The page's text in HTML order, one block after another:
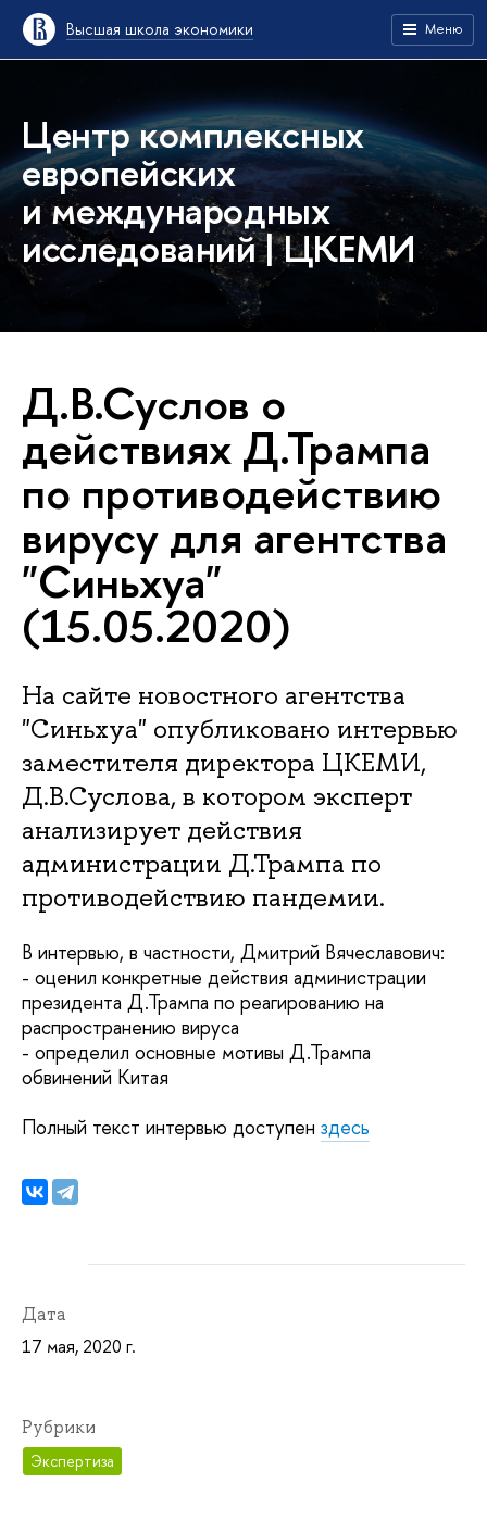
Высшая школа экономики Меню
Центр комплексных
европейских
и международных
исследований | ЦКЕМИ
Д.В.Суслов о
действиях Д.Трампа
по противодействию
вирусу для агентства
"Синьхуа"
(15.05.2020)
На сайте новостного агентства
"Синьхуа" опубликовано интервью
заместителя директора ЦКЕМИ,
Д.В.Суслова, в котором эксперт
анализирует действия
администрации Д.Трампа по
противодействию пандемии.
В интервью, в частности, Дмитрий Вячеславович:
- оценил конкретные действия администрации
президента Д.Трампа по реагированию на
распространению вируса
- определил основные мотивы Д.Трампа
обвинений Китая
Полный текст интервью доступен здесь
Дата
17 мая, 2020 г.
Рубрики
Экспертиза